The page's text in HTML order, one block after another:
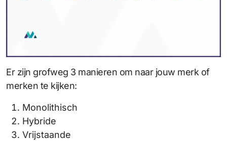
Er zijn grofweg 3 manieren om naar jouw merk of
merken te kijken:
Monolithisch
Hybride
Vrijstaande